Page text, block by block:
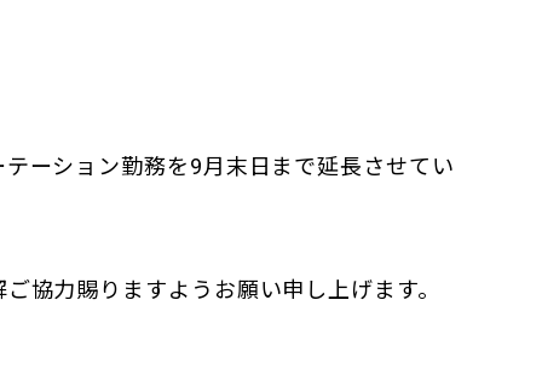
ーション勤務を9月末日まで延長させてい
協力賜りますようお願い申し上げます。